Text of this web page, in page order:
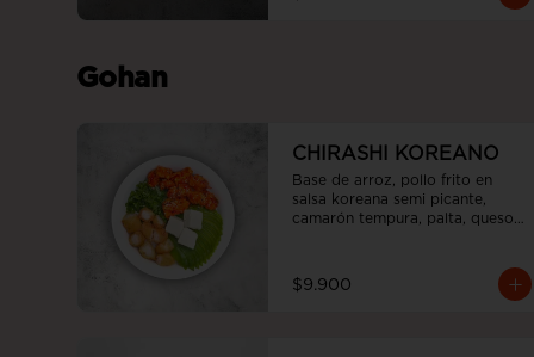
Gohan
CHIRASHI KOREANO
Base de arroz, pollo frito en
salsa koreana semi picante,
camarón tempura, palta, queso
$9.900